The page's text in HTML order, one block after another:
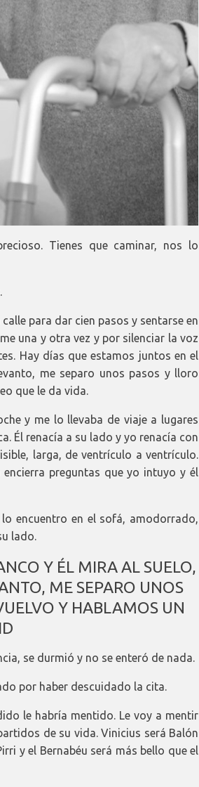
Tienes que caminar, nos lo
para dar cien pasos y sentarse en
una y otra vez y por silenciar la voz
Hay días que estamos juntos en el
me separo unos pasos y lloro
que le da vida.
y me lo llevaba de viaje a lugares
Él renacía a su lado y yo renacía con
larga, de ventrículo a ventrículo.
preguntas que yo intuyo y él
encuentro en el sofá, amodorrado,
lado.
Y ÉL MIRA AL SUELO,
ME SEPARO UNOS
Y HABLAMOS UN
se durmió y no se enteró de nada.
por haber descuidado la cita.
le habría mentido. Le voy a mentir
de su vida. Vinicius será Balón
y el Bernabéu será más bello que el